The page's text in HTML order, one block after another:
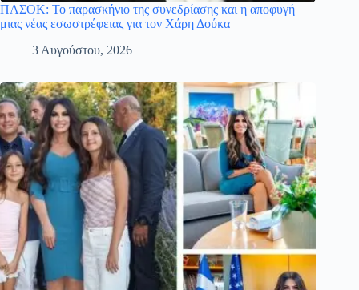
ΠΑΣΟΚ: Το παρασκήνιο της συνεδρίασης και η αποφυγή
μιας νέας εσωστρέφειας για τον Χάρη Δούκα
3 Αυγούστου, 2026